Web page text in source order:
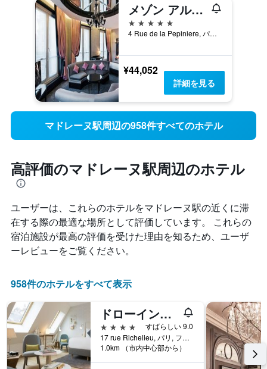
メゾン アルバー - ル ダイアモンド
5つ星
4 Rue de la Pepiniere, パリ, フランス
¥44,052
詳細を見る
マドレーヌ駅周辺の958件すべてのホテル
高評価のマドレーヌ駅周辺のホテル
ユーザーは、これらのホテルをマドレーヌ駅​の近くに滞
在する際の最適な場所として評価しています。 これらの
宿泊施設が最高の評価を受けた理由を知るため、ユーザ
ーレビューをご覧ください。
958件のホテルをすべて表示
ドローイング ホテル
4つ星
すばらしい 9.0
17 rue Richelieu, パリ, フランス
1.0km （市内中心部から）